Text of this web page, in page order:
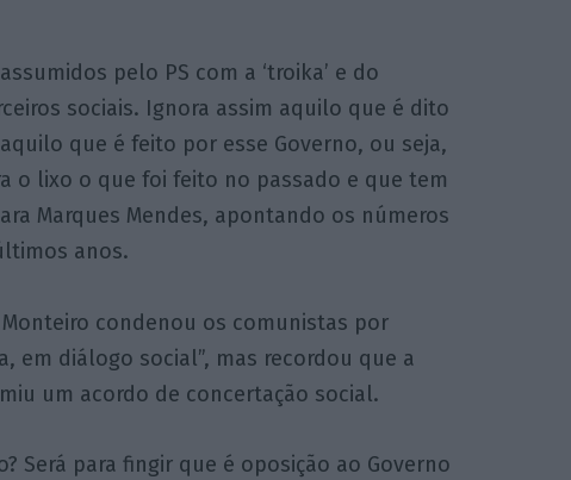
pelo PS com a ‘troika’ e do
sociais. Ignora assim aquilo que é dito
que é feito por esse Governo, ou seja,
o lixo o que foi feito no passado e que tem
Marques Mendes, apontando os números
anos.
condenou os comunistas por
em diálogo social”, mas recordou que a
um acordo de concertação social.
Será para fingir que é oposição ao Governo